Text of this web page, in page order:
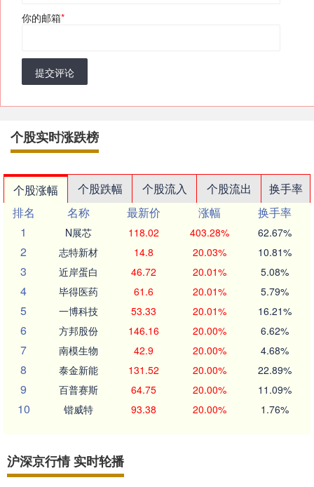
你的邮箱*
提交评论
个股实时涨跌榜
个股涨幅 个股跌幅 个股流入 个股流出
换手率
排名
名称 最新价 涨幅
换手率
1
N展芯 118.02 403.28% 62.67%
2 志特新材 14.8 20.03% 10.81%
3 近岸蛋白 46.72 20.01% 5.08%
4 毕得医药 61.6 20.01% 5.79%
5 一博科技 53.33 20.01% 16.21%
6 方邦股份 146.16 20.00% 6.62%
7 南模生物 42.9 20.00% 4.68%
8 泰金新能 131.52 20.00% 22.89%
9 百普赛斯 64.75 20.00% 11.09%
10 锴威特 93.38 20.00% 1.76%
沪深京行情 实时轮播